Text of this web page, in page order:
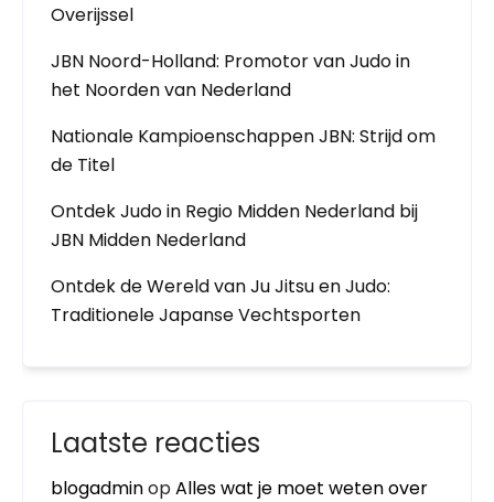
Overijssel
JBN Noord-Holland: Promotor van Judo in
het Noorden van Nederland
Nationale Kampioenschappen JBN: Strijd om
de Titel
Ontdek Judo in Regio Midden Nederland bij
JBN Midden Nederland
Ontdek de Wereld van Ju Jitsu en Judo:
Traditionele Japanse Vechtsporten
Laatste reacties
blogadminopAlles wat je moet weten over